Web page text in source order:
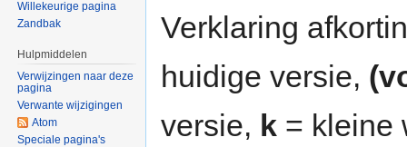
Verklaring
huidige versie,
versie, k = kleine
Willekeurige pagina
Zandbak
Hulpmiddelen
Verwijzingen naar deze
pagina
Verwante wijzigingen
Atom
Speciale pagina's